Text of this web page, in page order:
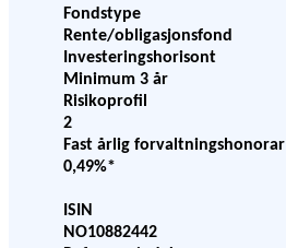
Fondstype
Rente/obligasjonsfond
Investeringshorisont
Minimum 3 år
Risikoprofil
2
Fast årlig forvaltningshonorar
0,49%*
ISIN
NO10882442